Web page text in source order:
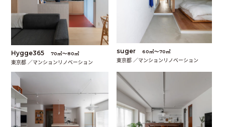
Hygge365 70㎡〜80㎡
東京都 ／マンションリノベーション
suger 60㎡〜70㎡
東京都 ／マンションリノベーション